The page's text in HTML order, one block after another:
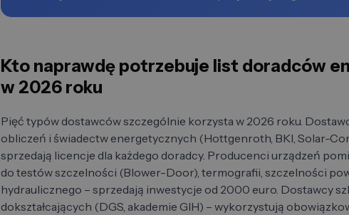
Kto naprawdę potrzebuje list doradców
w 2026 roku
Pięć typów dostawców szczególnie korzysta w 2026 roku.
obliczeń i świadectw energetycznych (Hottgenroth, BKI, Solar-
sprzedają licencje dla każdego doradcy. Producenci urządzeń
do testów szczelności (Blower-Door), termografii, szczelności
hydraulicznego – sprzedają inwestycje od 2000 euro. Dostawcy
dokształcających (DGS, akademie GIH) – wykorzystują